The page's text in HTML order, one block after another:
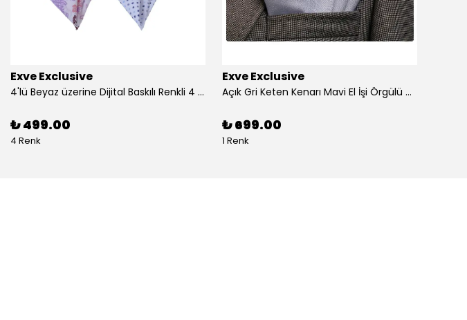
Exve Exclusive
4'lü Beyaz üzerine Dijital Baskılı Renkli 4 in 1 Cep Yaka Mendil Seti
₺ 499.00
4 Renk
Exve Exclusive
Açık Gri Keten Kenarı Mavi El İşi Örgülü Cep Aksesuarı Yaka Mendili
₺ 699.00
1 Renk